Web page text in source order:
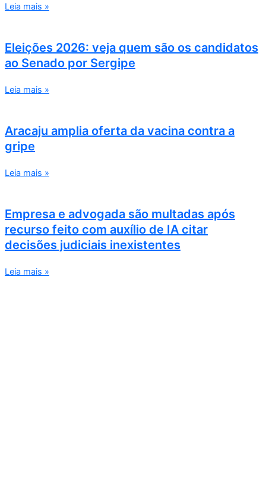
Leia mais »
Eleições 2026: veja quem são os candidatos
ao Senado por Sergipe
Leia mais »
Aracaju amplia oferta da vacina contra a
gripe
Leia mais »
Empresa e advogada são multadas após
recurso feito com auxílio de IA citar
decisões judiciais inexistentes
Leia mais »